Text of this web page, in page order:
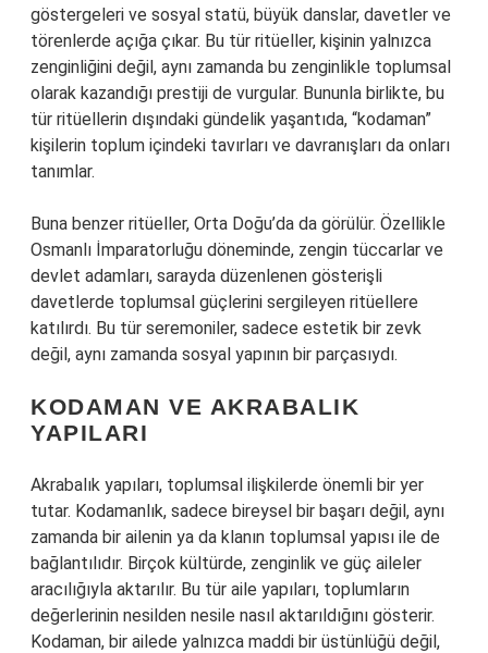
göstergeleri ve sosyal statü, büyük danslar, davetler ve
törenlerde açığa çıkar. Bu tür ritüeller, kişinin yalnızca
zenginliğini değil, aynı zamanda bu zenginlikle toplumsal
olarak kazandığı prestiji de vurgular. Bununla birlikte, bu
tür ritüellerin dışındaki gündelik yaşantıda, “kodaman”
kişilerin toplum içindeki tavırları ve davranışları da onları
tanımlar.
Buna benzer ritüeller, Orta Doğu’da da görülür. Özellikle
Osmanlı İmparatorluğu döneminde, zengin tüccarlar ve
devlet adamları, sarayda düzenlenen gösterişli
davetlerde toplumsal güçlerini sergileyen ritüellere
katılırdı. Bu tür seremoniler, sadece estetik bir zevk
değil, aynı zamanda sosyal yapının bir parçasıydı.
KODAMAN VE AKRABALIK
YAPILARI
Akrabalık yapıları, toplumsal ilişkilerde önemli bir yer
tutar. Kodamanlık, sadece bireysel bir başarı değil, aynı
zamanda bir ailenin ya da klanın toplumsal yapısı ile de
bağlantılıdır. Birçok kültürde, zenginlik ve güç aileler
aracılığıyla aktarılır. Bu tür aile yapıları, toplumların
değerlerinin nesilden nesile nasıl aktarıldığını gösterir.
Kodaman, bir ailede yalnızca maddi bir üstünlüğü değil,